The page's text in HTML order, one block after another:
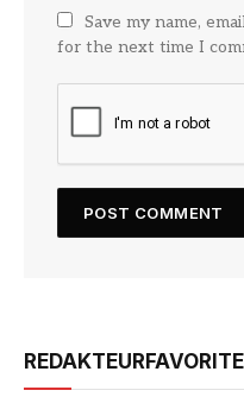
Save my name,
for the next time I